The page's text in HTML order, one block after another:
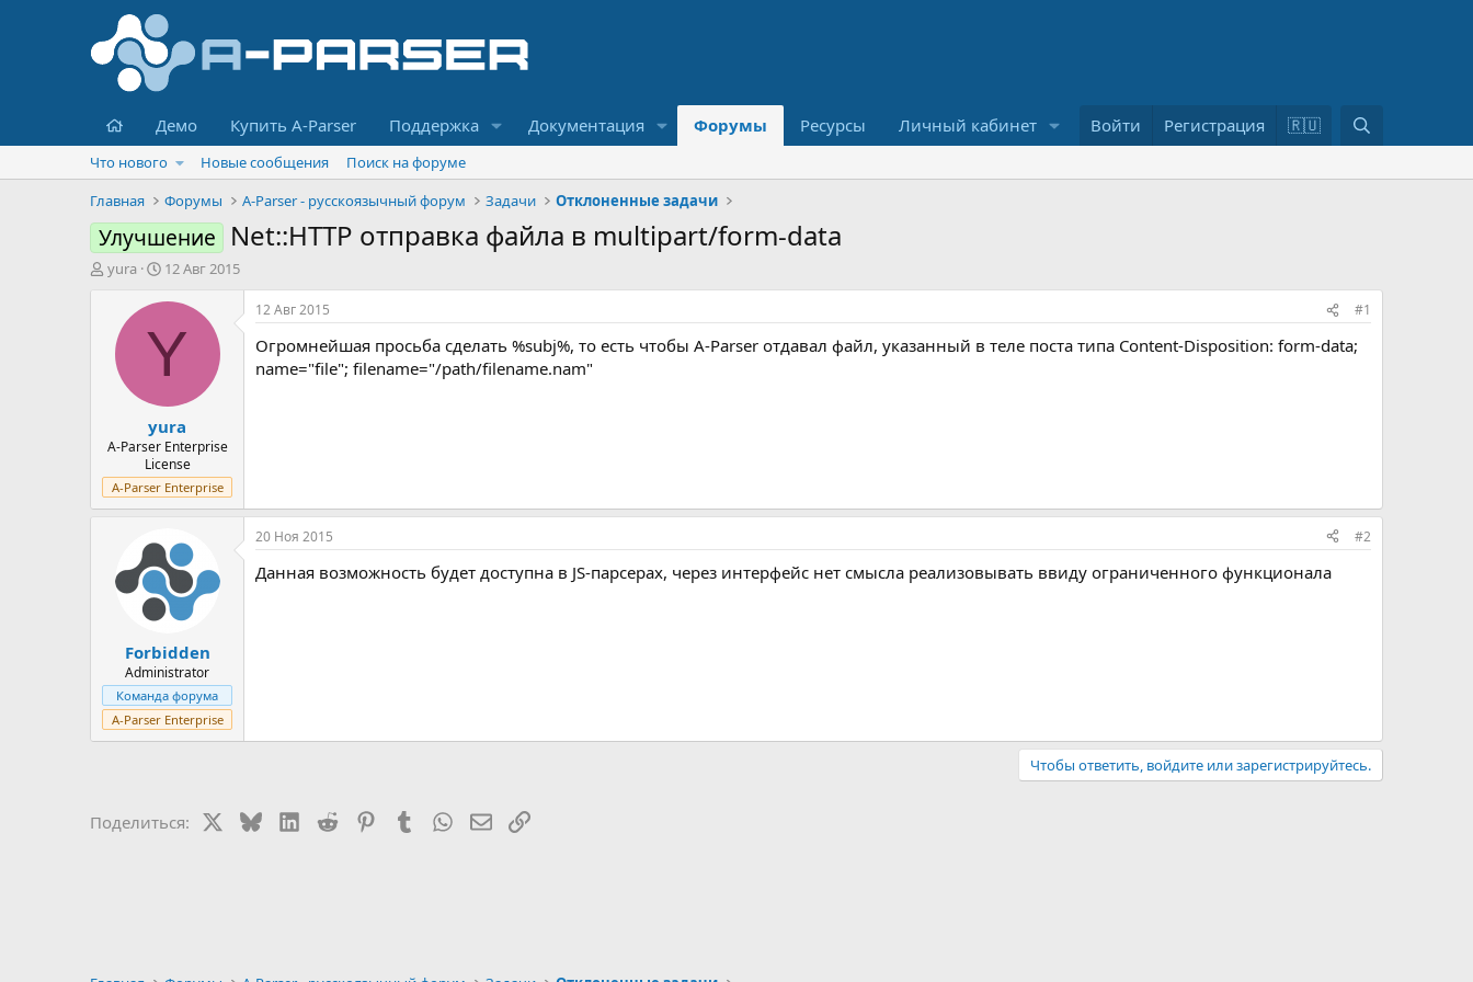
Главная
Демо Купить A-Parser Поддержка Документация Форумы Ресурсы Личный кабинет Войти Регистрация 🇷🇺
о
Что нового Новые сообщения
Поиск на форуме
Главная
Форумы A-Parser - русскоязычный форум Задачи Отклоненные задачи
Улучшение Net::HTTP отправка файла в multipart/form-data
А
yura
Д
т
н
а
л
а
12 Авг 2015
Y
yura
A-Parser Enterprise
License
A-Parser Enterprise
12 Авг 2015 #1
Огромнейшая просьба сделать %subj%, то есть чтобы A-Parser отдавал файл, указанный в теле поста типа Content-Disposition: form-data;
name="file"; filename="/path/filename.nam"
Forbidden
Administrator
Команда форума
A-Parser Enterprise
20 Ноя 2015 #2
Данная возможность будет доступна в JS-парсерах, через интерфейс нет смысла реализовывать ввиду ограниченного функционала
Чтобы ответить, войдите или зарегистрируйтесь.
Поделиться: BlueskyLinkedIn
Reddit PinterestTumblrWhatsAppЭлектронная почта
Ссылка